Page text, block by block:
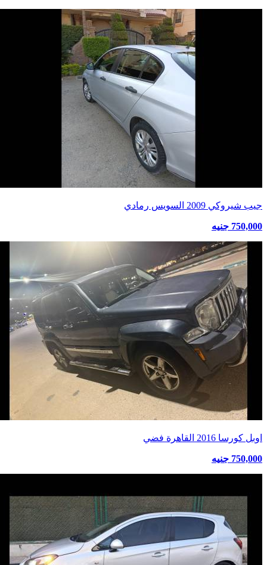
جيب شيروكي 2009 السويس رمادي
750,000 جنيه
اوبل كورسا 2016 القاهرة فضي
750,000 جنيه